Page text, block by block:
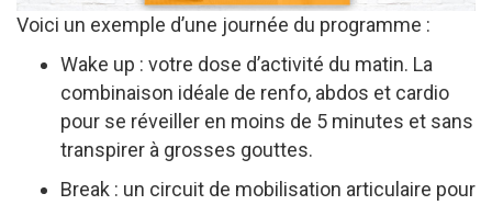
Voici un exemple d’une journée du programme :
Wake up : votre dose d’activité du matin. La
combinaison idéale de renfo, abdos et cardio
pour se réveiller en moins de 5 minutes et sans
transpirer à grosses gouttes.
Break : un circuit de mobilisation articulaire pour